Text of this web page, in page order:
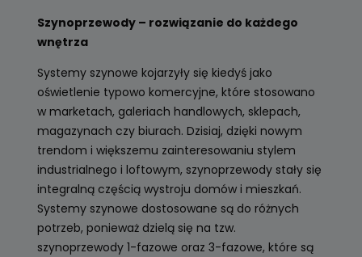
Szynoprzewody – rozwiązanie do każdego
wnętrza
Systemy szynowe kojarzyły się kiedyś jako
oświetlenie typowo komercyjne, które stosowano
w marketach, galeriach handlowych, sklepach,
magazynach czy biurach. Dzisiaj, dzięki nowym
trendom i większemu zainteresowaniu stylem
industrialnego i loftowym, szynoprzewody stały się
integralną częścią wystroju domów i mieszkań.
Systemy szynowe dostosowane są do różnych
potrzeb, ponieważ dzielą się na tzw.
szynoprzewody 1-fazowe oraz 3-fazowe, które są